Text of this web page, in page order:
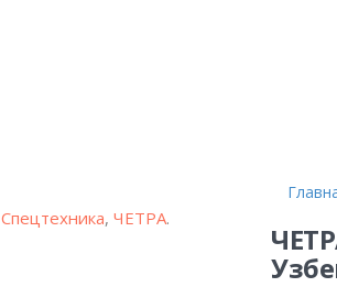
Спецтехника, ЧЕТРА.